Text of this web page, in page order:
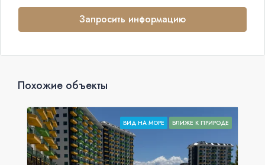
Запросить информацию
Похожие объекты
ВИД НА МОРЕ БЛИЖЕ К ПРИРОДЕ